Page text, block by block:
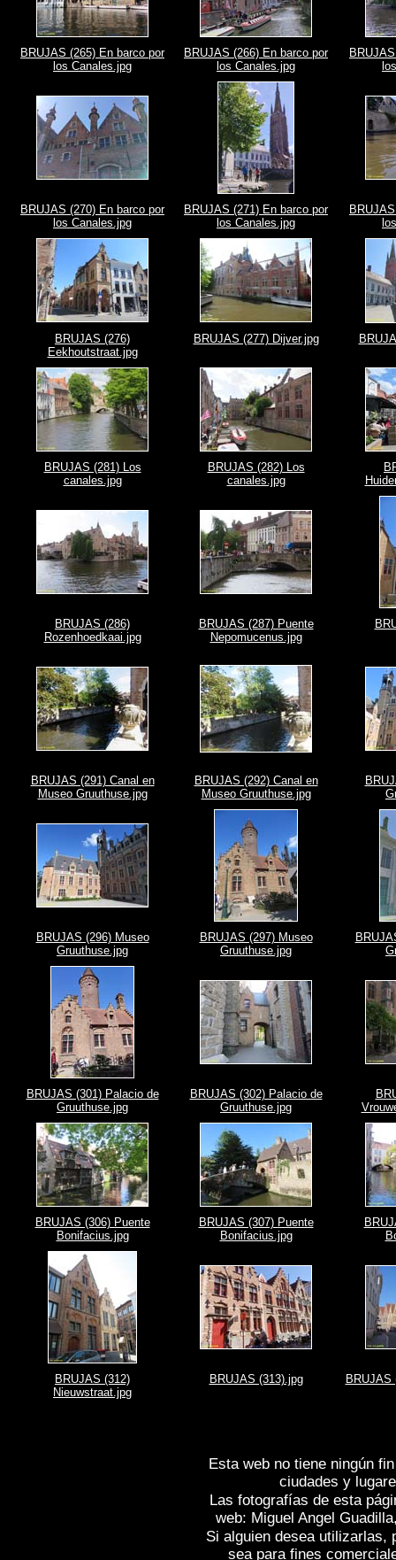
BRUJAS (265) En barco por
los Canales.jpg
BRUJAS (266) En barco por
los Canales.jpg
BRUJAS (270) En barco por
los Canales.jpg
BRUJAS (271) En barco por
los Canales.jpg
BRUJAS (276)
Eekhoutstraat.jpg
BRUJAS (277) Dijver.jpg
BRUJAS (281) Los
canales.jpg
BRUJAS (282) Los
canales.jpg
BRUJAS (286)
Rozenhoedkaai.jpg
BRUJAS (287) Puente
Nepomucenus.jpg
BRUJAS (291) Canal en
Museo Gruuthuse.jpg
BRUJAS (292) Canal en
Museo Gruuthuse.jpg
BRUJAS (296) Museo
Gruuthuse.jpg
BRUJAS (297) Museo
Gruuthuse.jpg
BRUJAS (301) Palacio de
Gruuthuse.jpg
BRUJAS (302) Palacio de
Gruuthuse.jpg
BRUJAS (306) Puente
Bonifacius.jpg
BRUJAS (307) Puente
Bonifacius.jpg
BRUJAS (312)
Nieuwstraat.jpg
BRUJAS (313).jpg BRUJAS
Esta web no tiene ningún
ciudades y
Las fotografías de esta
web: Miguel Angel
Si alguien desea utilizarlas,
sea para fines